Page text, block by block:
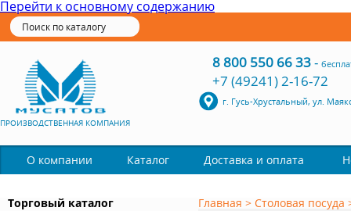
Перейти к основному содержанию
ПРОИЗВОДСТВЕННАЯ КОМПАНИЯ
8 800 550 66 33-
+7 (49241) 2-16-72
г. Гусь-Хрустальный, ул.
О компании Каталог Доставка и оплата
Торговый каталог
Главная > Столовая посуда